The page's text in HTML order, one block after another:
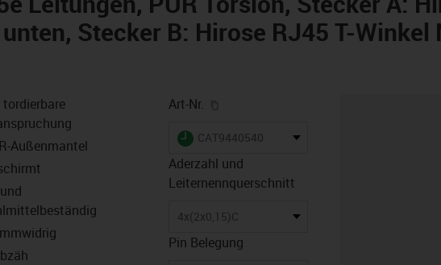
Stecker B: Hirose RJ45 T-Winkel
lupe
tordierbare
Außenmantel
Art-Nr.
igus-icon-lieferzeit
CAT9440540
Aderzahl und
Leiternennquerschnitt
4x(2x0,15)C
Pin Belegung